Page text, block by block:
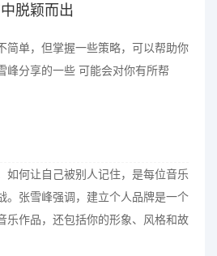
脱颖而出
简单，但掌握一些策略，可以帮助你
峰分享的一些 可能会对你有所帮
如何让自己被别人记住，是每位音乐
。张雪峰强调，建立个人品牌是一个
乐作品，还包括你的形象、风格和故